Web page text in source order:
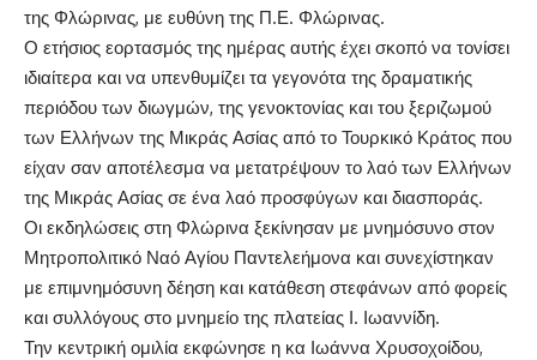
της Φλώρινας, με ευθύνη της Π.Ε. Φλώρινας.
Ο ετήσιος εορτασμός της ημέρας αυτής έχει σκοπό να τονίσει
ιδιαίτερα και να υπενθυμίζει τα γεγονότα της δραματικής
περιόδου των διωγμών, της γενοκτονίας και του ξεριζωμού
των Ελλήνων της Μικράς Ασίας από το Τουρκικό Κράτος που
είχαν σαν αποτέλεσμα να μετατρέψουν το λαό των Ελλήνων
της Μικράς Ασίας σε ένα λαό προσφύγων και διασποράς.
Οι εκδηλώσεις στη Φλώρινα ξεκίνησαν με μνημόσυνο στον
Μητροπολιτικό Ναό Αγίου Παντελεήμονα και συνεχίστηκαν
με επιμνημόσυνη δέηση και κατάθεση στεφάνων από φορείς
και συλλόγους στο μνημείο της πλατείας Ι. Ιωαννίδη.
Την κεντρική ομιλία εκφώνησε η κα Ιωάννα Χρυσοχοίδου,